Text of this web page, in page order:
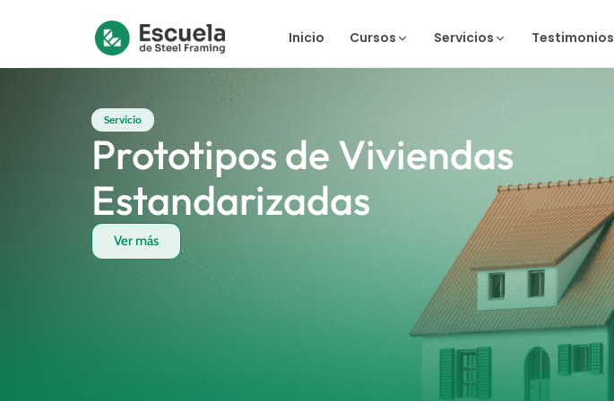
Inicio Cursos Servicios Testimonios
Servicio
Prototipos de Viviendas
Estandarizadas
Ver más